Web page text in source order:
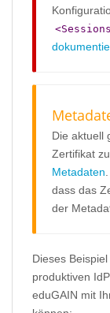
Die aktuell
Zertifikat
Metadaten
dass das
der
Dieses
produktiven
eduGAIN mit